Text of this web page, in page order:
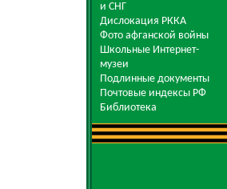
и СНГ
Дислокация РККА
Фото афганской войны
Школьные Интернет-
музеи
Подлинные документы
Почтовые индексы РФ
Библиотека